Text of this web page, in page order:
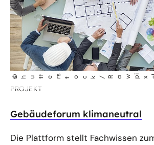
©
shut t
er s
tock/Rawp i
xe l .
co
PROJEKT
Gebäudeforum klimaneutral
Die Plattform stellt Fachwissen